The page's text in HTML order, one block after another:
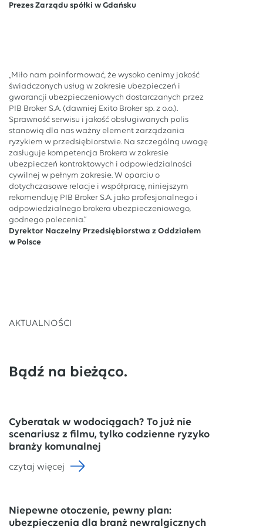
Prezes Zarządu spółki w Gdańsku
„Miło nam poinformować, że wysoko cenimy jakość
świadczonych usług w zakresie ubezpieczeń i
gwarancji ubezpieczeniowych dostarczanych przez
PIB Broker S.A. (dawniej Exito Broker sp. z o.o.).
Sprawność serwisu i jakość obsługiwanych polis
stanowią dla nas ważny element zarządzania
ryzykiem w przedsiębiorstwie. Na szczególną uwagę
zasługuje kompetencja Brokera w zakresie
ubezpieczeń kontraktowych i odpowiedzialności
cywilnej w pełnym zakresie. W oparciu o
dotychczasowe relacje i współpracę, niniejszym
rekomenduję PIB Broker S.A. jako profesjonalnego i
odpowiedzialnego brokera ubezpieczeniowego,
godnego polecenia.”
Dyrektor Naczelny Przedsiębiorstwa z Oddziałem
w Polsce
AKTUALNOŚCI
Bądź na bieżąco.
Cyberatak w wodociągach? To już nie
scenariusz z filmu, tylko codzienne ryzyko
branży komunalnej
czytaj więcej
Niepewne otoczenie, pewny plan:
ubezpieczenia dla branż newralgicznych